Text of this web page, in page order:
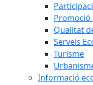
Promoció
Qualitat
Serveis
Turisme
Informació